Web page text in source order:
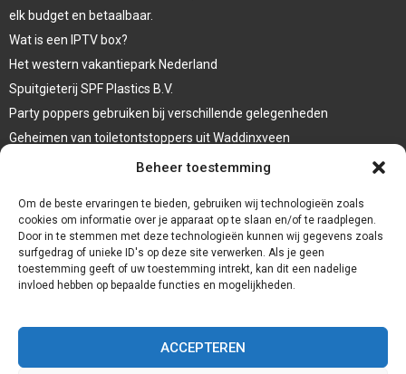
Beheer toestemming
Om de beste ervaringen te bieden, gebruiken wij technologieën zoals
cookies om informatie over je apparaat op te slaan en/of te raadplegen.
Door in te stemmen met deze technologieën kunnen wij gegevens zoals
surfgedrag of unieke ID's op deze site verwerken. Als je geen
toestemming geeft of uw toestemming intrekt, kan dit een nadelige
invloed hebben op bepaalde functies en mogelijkheden.
ACCEPTEREN
elk budget en betaalbaar.
Wat is een IPTV box?
Het western vakantiepark Nederland
Spuitgieterij SPF Plastics B.V.
Party poppers gebruiken bij verschillende gelegenheden
Geheimen van toiletontstoppers uit Waddinxveen
Vormen van terrasaankleding